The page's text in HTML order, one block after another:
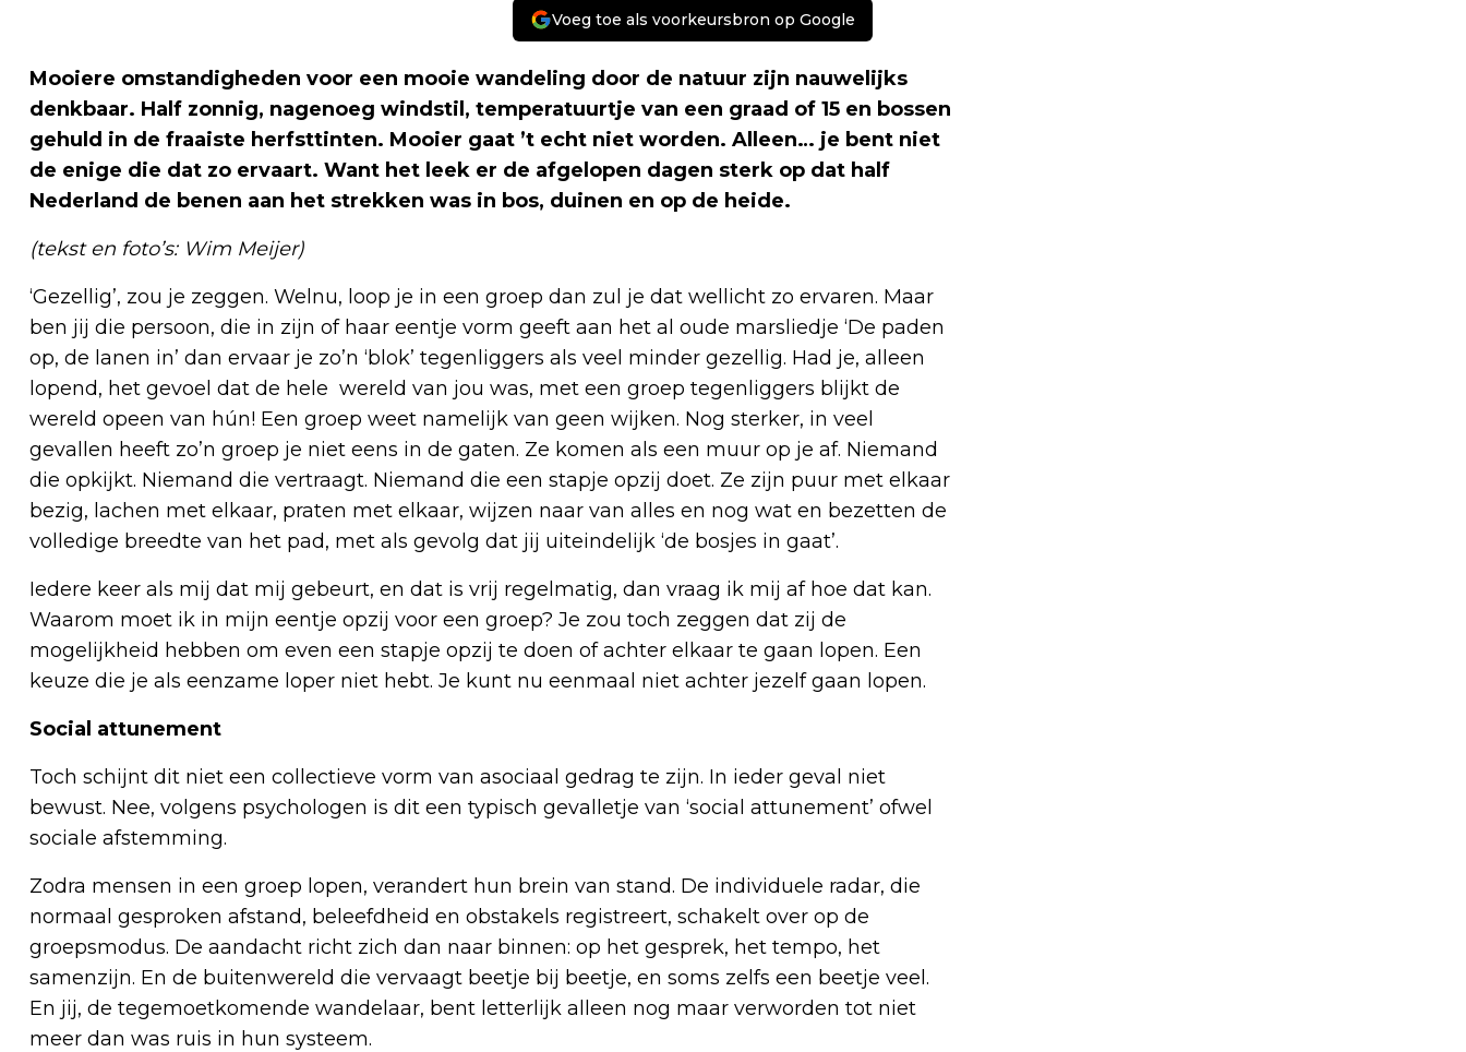
Voeg toe als voorkeursbron op Google
Mooiere omstandigheden voor een mooie wandeling door de natuur zijn nauwelijks
denkbaar. Half zonnig, nagenoeg windstil, temperatuurtje van een graad of 15 en bossen
gehuld in de fraaiste herfsttinten. Mooier gaat ’t echt niet worden. Alleen… je bent niet
de enige die dat zo ervaart. Want het leek er de afgelopen dagen sterk op dat half
Nederland de benen aan het strekken was in bos, duinen en op de heide.
(tekst en foto’s: Wim Meijer)
‘Gezellig’, zou je zeggen. Welnu, loop je in een groep dan zul je dat wellicht zo ervaren. Maar
ben jij die persoon, die in zijn of haar eentje vorm geeft aan het al oude marsliedje ‘De paden
op, de lanen in’ dan ervaar je zo’n ‘blok’ tegenliggers als veel minder gezellig. Had je, alleen
lopend, het gevoel dat de hele wereld van jou was, met een groep tegenliggers blijkt de
wereld opeen van hún! Een groep weet namelijk van geen wijken. Nog sterker, in veel
gevallen heeft zo’n groep je niet eens in de gaten. Ze komen als een muur op je af. Niemand
die opkijkt. Niemand die vertraagt. Niemand die een stapje opzij doet. Ze zijn puur met elkaar
bezig, lachen met elkaar, praten met elkaar, wijzen naar van alles en nog wat en bezetten de
volledige breedte van het pad, met als gevolg dat jij uiteindelijk ‘de bosjes in gaat’.
Iedere keer als mij dat mij gebeurt, en dat is vrij regelmatig, dan vraag ik mij af hoe dat kan.
Waarom moet ik in mijn eentje opzij voor een groep? Je zou toch zeggen dat zij de
mogelijkheid hebben om even een stapje opzij te doen of achter elkaar te gaan lopen. Een
keuze die je als eenzame loper niet hebt. Je kunt nu eenmaal niet achter jezelf gaan lopen.
Social attunement
Toch schijnt dit niet een collectieve vorm van asociaal gedrag te zijn. In ieder geval niet
bewust. Nee, volgens psychologen is dit een typisch gevalletje van ‘social attunement’ ofwel
sociale afstemming.
Zodra mensen in een groep lopen, verandert hun brein van stand. De individuele radar, die
normaal gesproken afstand, beleefdheid en obstakels registreert, schakelt over op de
groepsmodus. De aandacht richt zich dan naar binnen: op het gesprek, het tempo, het
samenzijn. En de buitenwereld die vervaagt beetje bij beetje, en soms zelfs een beetje veel.
En jij, de tegemoetkomende wandelaar, bent letterlijk alleen nog maar verworden tot niet
meer dan was ruis in hun systeem.